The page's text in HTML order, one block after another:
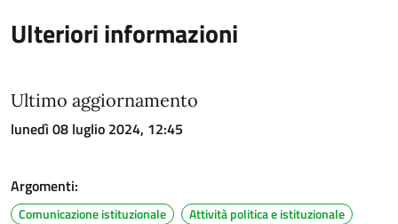
Ulteriori informazioni
Ultimo aggiornamento
lunedì 08 luglio 2024, 12:45
Argomenti:
Comunicazione istituzionale
Attività politica e istituzionale